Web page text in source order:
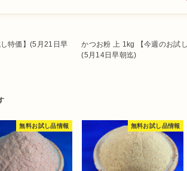
特価】(5月21日早
かつお粉 上 1kg 【今週のお試
(5月14日早朝迄)
無料お試し品情報 無料お試し品情報